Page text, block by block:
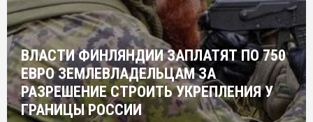
ВЛАСТИ ФИНЛЯНДИИ ЗАПЛАТЯТ ПО 750
ЕВРО ЗЕМЛЕВЛАДЕЛЬЦАМ ЗА
РАЗРЕШЕНИЕ СТРОИТЬ УКРЕПЛЕНИЯ У
ГРАНИЦЫ РОССИИ